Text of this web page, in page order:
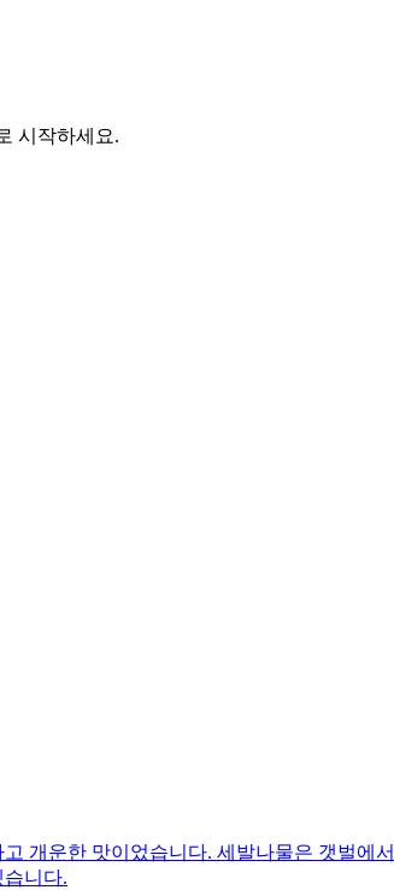
시작하세요.
개운한 맛이었습니다. 세발나물은 갯벌
니다.